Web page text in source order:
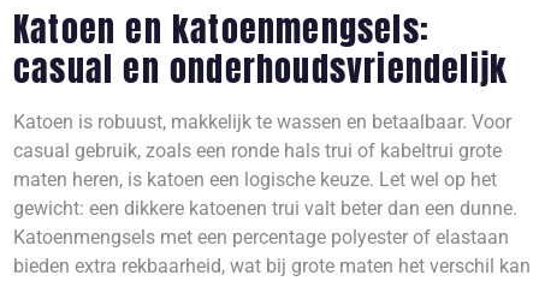
Katoen en katoenmengsels:
casual en onderhoudsvriendelijk
Katoen is robuust, makkelijk te wassen en betaalbaar. Voor
casual gebruik, zoals een ronde hals trui of kabeltrui grote
maten heren, is katoen een logische keuze. Let wel op het
gewicht: een dikkere katoenen trui valt beter dan een dunne.
Katoenmengsels met een percentage polyester of elastaan
bieden extra rekbaarheid, wat bij grote maten het verschil kan